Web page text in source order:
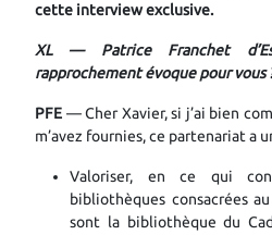
cette interview exclusive.
XL — Patrice Franchet
rapprochement évoque pour vous
PFE — Cher Xavier, si j’ai bien
m’avez fournies, ce partenariat a
Valoriser, en ce qui
bibliothèques consacrées
sont la bibliothèque du